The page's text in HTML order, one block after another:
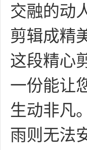
交融的动
剪辑成精
这段精心
一份能让
生动非凡。
雨则无法